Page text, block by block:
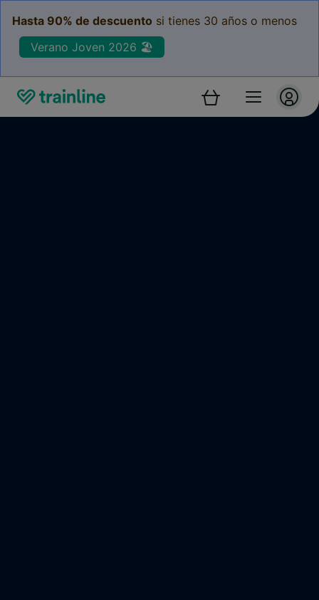
Hasta 90% de descuento si tienes 30 años o menos
Verano Joven 2026 🏖️